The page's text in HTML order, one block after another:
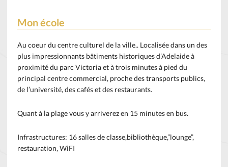
Mon école
Au coeur du centre culturel de la ville.. Localisée dans un des
plus impressionnants bâtiments historiques d’Adelaide à
proximité du parc Victoria et à trois minutes à pied du
principal centre commercial, proche des transports publics,
de l’université, des cafés et des restaurants.
Quant à la plage vous y arriverez en 15 minutes en bus.
Infrastructures: 16 salles de classe,bibliothèque,”lounge”,
restauration, WiFI